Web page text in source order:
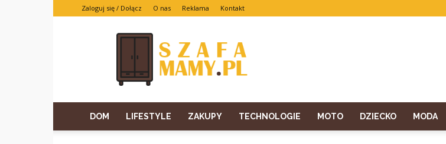
Zaloguj się / Dołącz O nas Reklama Kontakt
DOM LIFESTYLE ZAKUPY TECHNOLOGIE MOTO DZIECKO MODA